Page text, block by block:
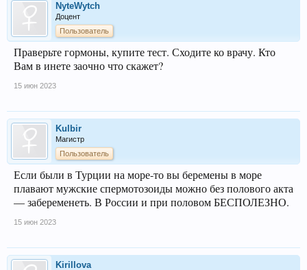
NyteWytch
Доцент
Пользователь
Праверьте гормоны, купите тест. Сходите ко врачу. Кто
Вам в инете заочно что скажет?
15 июн 2023
Kulbir
Магистр
Пользователь
Если были в Турции на море-то вы беремены в море
плавают мужские спермотозоиды можно без полового акта
— забеременеть. В России и при половом БЕСПОЛЕЗНО.
15 июн 2023
Kirillova